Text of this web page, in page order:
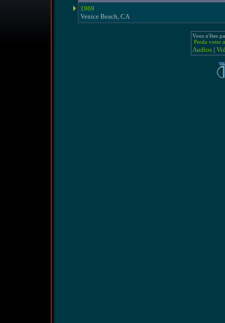
1969
Venice Beach, CA
Vous n'êtes
Perdu votre
Audios|